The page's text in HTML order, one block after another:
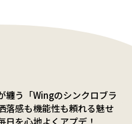
纏う「Wingのシンクロブラ
落感も機能性も頼れる魅せ
日を心地よくアプデ！